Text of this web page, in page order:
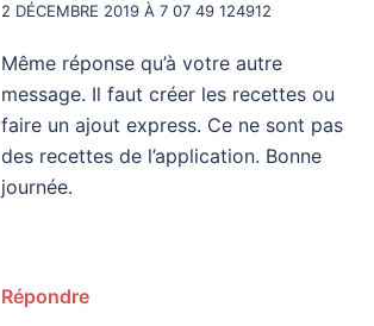
2 DÉCEMBRE 2019 À 7 07 49 124912
Même réponse qu’à votre autre
message. Il faut créer les recettes ou
faire un ajout express. Ce ne sont pas
des recettes de l’application. Bonne
journée.
Répondre